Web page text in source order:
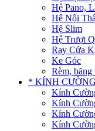
Hệ Pano,
Hệ Nội
Hệ Slim
Hệ Trượt
Ray Cửa
Ke Góc
Rèm, băng
* KÍNH
Kính
Kính
Kính
Kính